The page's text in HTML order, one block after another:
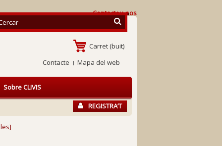
Contacteu-nos
Carret (buit)
Contacte
Mapa del web
REGISTRA’T
Sobre CLIVIS